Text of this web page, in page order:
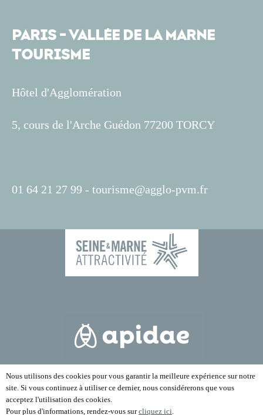
PARIS - VALLÉE DE LA MARNE
TOURISME
Hôtel d'Agglomération
5, cours de l'Arche Guédon 77200 TORCY
01 64 21 27 99 - tourisme@agglo-pvm.fr
Nous utilisons des cookies pour vous garantir la meilleure expérience sur notre
site. Si vous continuez à utiliser ce dernier, nous considérerons que vous
acceptez l'utilisation des cookies.
Pour plus d'informations, rendez-vous surcliquez ici.